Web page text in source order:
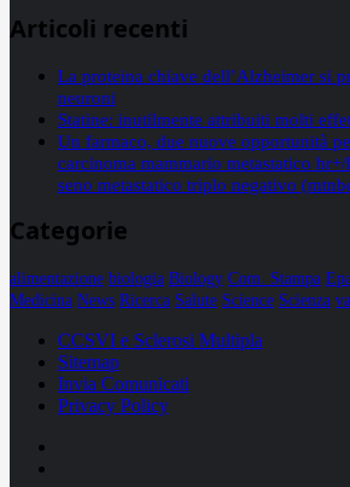
Articoli recenti
La proteina chiave dell’Alzheimer si
neuroni
Statine: inutilmente attribuiti molti
Un farmaco, due nuove opportunità
carcinoma mammario metastatico
seno metastatico triplo negativo
Categorie
alimentazione biologia Biology Com. Stampa
Medicina News Ricerca Salute Science Scienza
CCSVI e Sclerosi Multipla
Sitemap
Invia Comunicati
Privacy Policy